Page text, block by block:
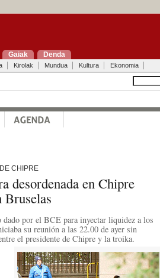
Gaiak Denda
Kirolak Mundua Kultura Ekonomia
CHIPRE
desordenada en Chipre
Bruselas
por el BCE para inyectar liquidez a los
su reunión a las 22.00 de ayer sin
el presidente de Chipre y la troika.